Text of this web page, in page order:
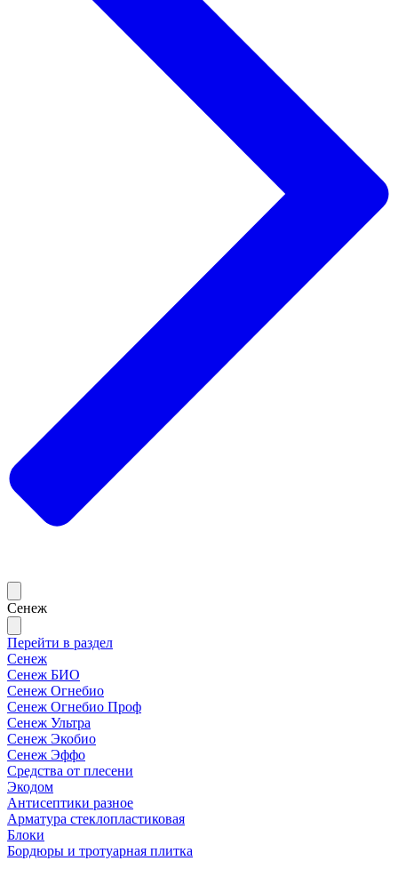
Сенеж
Перейти в раздел
Сенеж
Сенеж БИО
Сенеж Огнебио
Сенеж Огнебио Проф
Сенеж Ультра
Сенеж Экобио
Сенеж Эффо
Средства от плесени
Экодом
Антисептики разное
Арматура стеклопластиковая
Блоки
Бордюры и тротуарная плитка